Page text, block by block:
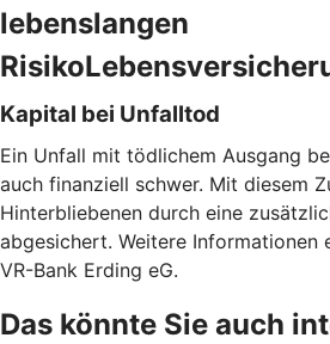
lebenslangen
Kapital bei Unfalltod
Ein Unfall mit tödlichem Ausgang
auch finanziell schwer. Mit diesem
Hinterbliebenen durch eine
abgesichert. Weitere Informationen
VR-Bank Erding eG.
Das könnte Sie auch